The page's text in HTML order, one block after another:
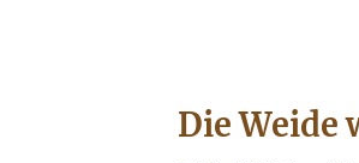
Die Weide